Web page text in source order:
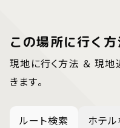
この場所に行く
現地に行く方法 ＆ 現地
きます。
ルート検索 ホテ